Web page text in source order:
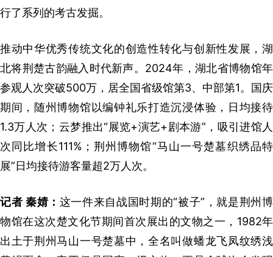
行了系列的考古发掘。
推动中华优秀传统文化的创造性转化与创新性发展，湖
北将荆楚古韵融入时代新声。2024年，湖北省博物馆年
参观人次突破500万，居全国省级馆第3、中部第1。国庆
期间，随州博物馆以编钟礼乐打造沉浸体验，日均接待
1.3万人次；云梦推出“展览+演艺+剧本游”，吸引进馆人
次同比增长111%；荆州博物馆“马山一号楚墓织绣品特
展”日均接待游客量超2万人次。
记者 秦婧： 这一件来自战国时期的“被子”，就是荆州博
物馆在这次楚文化节期间首次展出的文物之一，1982年
出土于荆州马山一号楚墓中，全名叫做蟠龙飞凤纹绣浅